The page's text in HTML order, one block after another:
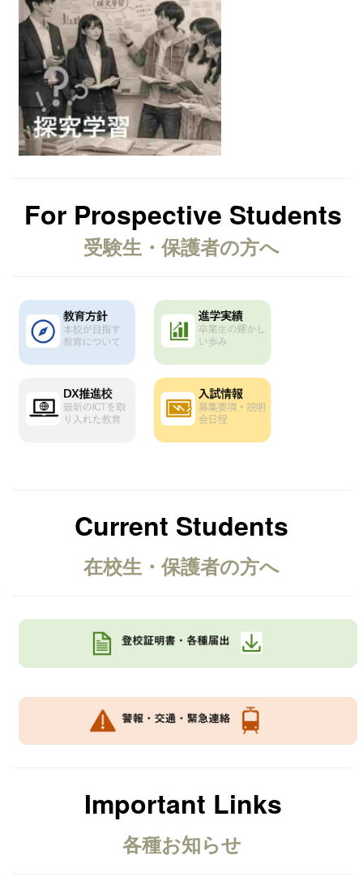
For Prospective Students
受験生・保護者の方へ
Current Students
在校生・保護者の方へ
Important Links
各種お知らせ